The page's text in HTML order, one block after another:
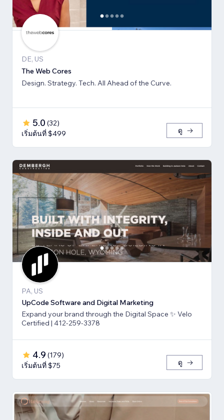
DE, US
The Web Cores
Design. Strategy. Tech. All Ahead of the Curve.
5.0 (32)
เริ่มต้นที่ $499
ดู
PA, US
UpCode Software and Digital Marketing
Expand your brand through the Digital Space ✨ Velo
Certified | 412-259-3378
4.9 (179)
เริ่มต้นที่ $75
ดู